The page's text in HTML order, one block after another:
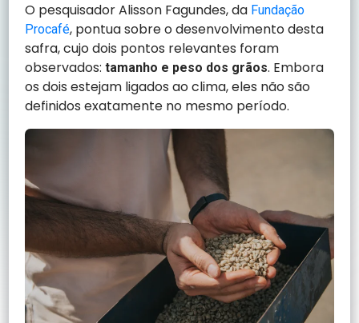
O pesquisador Alisson Fagundes, da Fundação
Procafé, pontua sobre o desenvolvimento desta
safra, cujo dois pontos relevantes foram
observados:tamanho e peso dos grãos. Embora
os dois estejam ligados ao clima, eles não são
definidos exatamente no mesmo período.